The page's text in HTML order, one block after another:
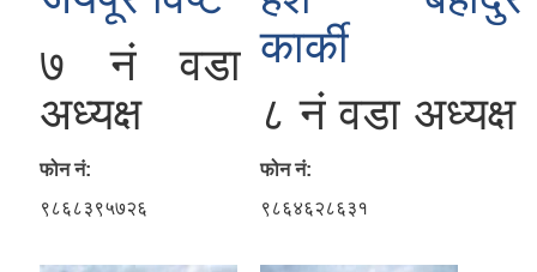
७ नं वडा
अध्यक्ष
फोन नं:
९८६८३९५७२६
कार्की
८ नं वडा अध्यक्ष
फोन नं:
९८६४६२८६३१